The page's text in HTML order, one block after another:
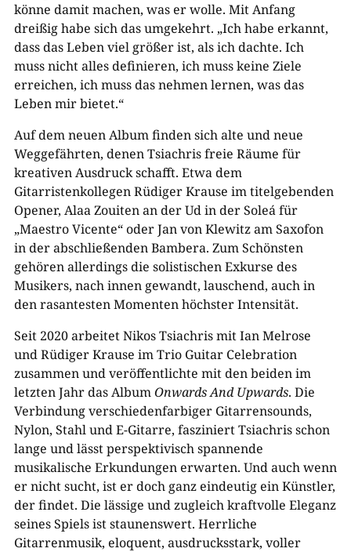
könne damit machen, was er wolle. Mit Anfang
dreißig habe sich das umgekehrt. „Ich habe erkannt,
dass das Leben viel größer ist, als ich dachte. Ich
muss nicht alles definieren, ich muss keine Ziele
erreichen, ich muss das nehmen lernen, was das
Leben mir bietet.“
Auf dem neuen Album finden sich alte und neue
Weggefährten, denen Tsiachris freie Räume für
kreativen Ausdruck schafft. Etwa dem
Gitarristenkollegen Rüdiger Krause im titelgebenden
Opener, Alaa Zouiten an der Ud in der Soleá für
„Maestro Vicente“ oder Jan von Klewitz am Saxofon
in der abschließenden Bambera. Zum Schönsten
gehören allerdings die solistischen Exkurse des
Musikers, nach innen gewandt, lauschend, auch in
den rasantesten Momenten höchster Intensität.
Seit 2020 arbeitet Nikos Tsiachris mit Ian Melrose
und Rüdiger Krause im Trio Guitar Celebration
zusammen und veröffentlichte mit den beiden im
letzten Jahr das AlbumOnwards And Upwards. Die
Verbindung verschiedenfarbiger Gitarrensounds,
Nylon, Stahl und E-Gitarre, fasziniert Tsiachris schon
lange und lässt perspektivisch spannende
musikalische Erkundungen erwarten. Und auch wenn
er nicht sucht, ist er doch ganz eindeutig ein Künstler,
der findet. Die lässige und zugleich kraftvolle Eleganz
seines Spiels ist staunenswert. Herrliche
Gitarrenmusik, eloquent, ausdrucksstark, voller